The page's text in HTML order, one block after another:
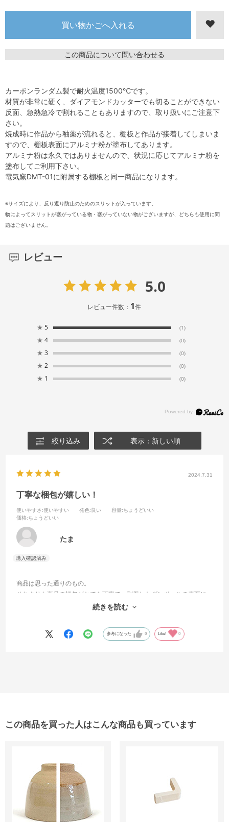
この商品について問い合わせる
カーボンランダム製で耐火温度1500℃です。
材質が非常に硬く、ダイアモンドカッターでも切ることができない
反面、急熱急冷で割れることもありますので、取り扱いにご注意下
さい。
焼成時に作品から釉薬が流れると、棚板と作品が接着してしまいま
すので、棚板表面にアルミナ粉が塗布してあります。
アルミナ粉は永久ではありませんので、状況に応じてアルミナ粉を
塗布してご利用下さい。
電気窯DMT-01に附属する棚板と同一商品になります。
※サイズにより、反り返り防止のためのスリットが入っています。
物によってスリットが塞がっている物・塞がっていない物がございますが、どちらも使用に問
題はございません。
レビュー
5.0
レビュー件数： 1件
★ 5 (1)
★ 4 (0)
★ 3 (0)
★ 2 (0)
★ 1 (0)
絞り込み 表示：新しい順
2024.7.31
丁寧な梱包が嬉しい！
使いやすさ :使いやすい 発色:良い 容量:ちょうどいい
価格:ちょうどいい
たま
商品は思った通りのもの。
それよりも商品の梱包がとても丁寧で、到着したダンボールの表面に
マジックで配達時の注意書きがありました。丁寧に届けようとの思い
続きを読む
参考になった 0 Like! 0
この商品を買った人はこんな商品も買っています